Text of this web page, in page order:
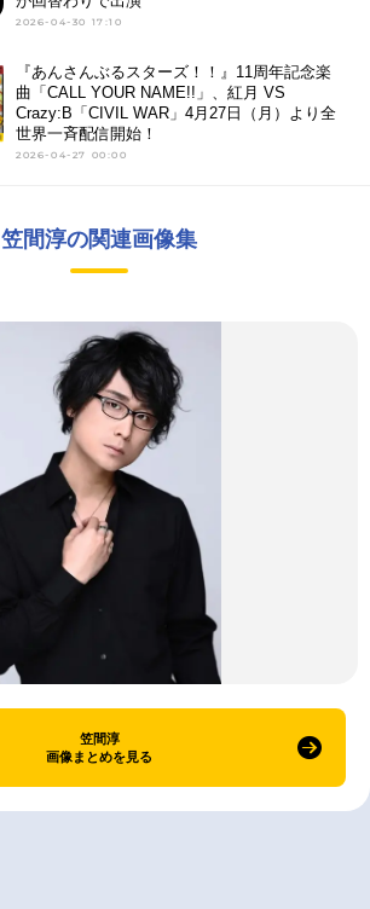
2026-04-30 17:10
『あんさんぶるスターズ！！』11周年記念楽
曲「CALL YOUR NAME!!」、紅月 VS
Crazy:B「CIVIL WAR」4月27日（月）より全
世界一斉配信開始！
2026-04-27 00:00
笠間淳の関連画像集
笠間淳
画像まとめを見る